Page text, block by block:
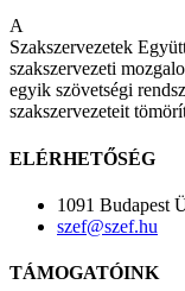
A
Szakszervezetek
szakszervezeti
egyik szövetségi
szakszervezeteit
ELÉRHETŐSÉG
1091 Budapest
szef@szef.hu
TÁMOGATÓINK